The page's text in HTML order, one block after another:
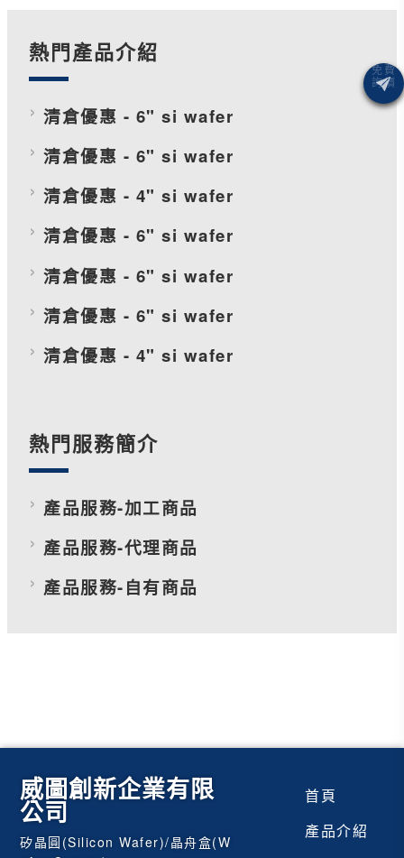
熱門產品介紹
清倉優惠 - 6" si wafer
清倉優惠 - 6" si wafer
清倉優惠 - 4" si wafer
清倉優惠 - 6" si wafer
清倉優惠 - 6" si wafer
清倉優惠 - 6" si wafer
清倉優惠 - 4" si wafer
熱門服務簡介
產品服務-加工商品
產品服務-代理商品
產品服務-自有商品
威圖創新企業有限
公司
矽晶圓(Silicon Wafer)/晶舟盒(W
首頁
產品介紹